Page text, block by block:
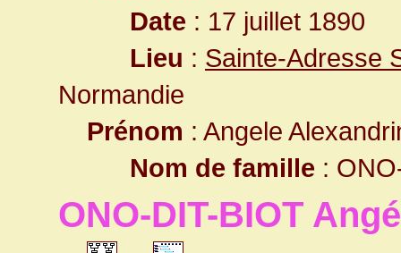
Date : 17 juillet 1890
Lieu : Sainte-Adresse
Normandie
Prénom : Angele
Nom de famille :
ONO-DIT-BIOT